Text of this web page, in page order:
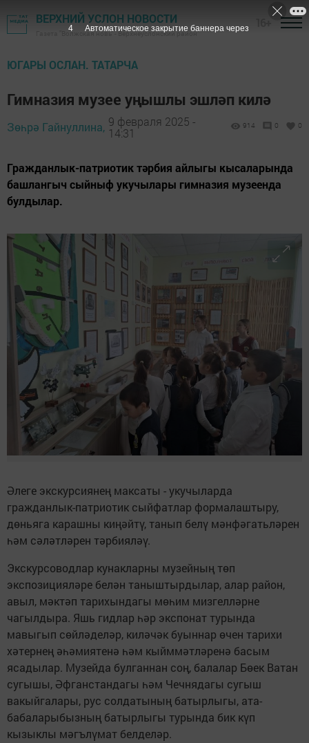
ВЕРХНИЙ УСЛОН НОВОСТИ
Газета "Волжская новь" - Верхнеуслонский район
ЮГАРЫ ОСЛАН. ТАТАРЧА
Гимназия музее уңышлы эшләп килә
Зөһрә Гайнуллина, 9 февраля 2025 -
14:31
914 0 0
Гражданлык-патриотик тәрбия айлыгы кысаларында
башлангыч сыйныф укучылары гимназия музеенда
булдылар.
Әлеге экскурсиянең максаты - укучыларда
гражданлык-патриотик сыйфатлар формалаштыру,
дөньяга карашны киңәйтү, танып белү мәнфәгатьләрен
һәм сәләтләрен тәрбияләү.
Экскурсоводлар кунакларны музейның төп
экспозицияләре белән таныштырдылар, алар район,
авыл, мәктәп тарихындагы мөһим мизгелләрне
чагылдыра. Яшь гидлар һәр экспонат турында
мавыгып сөйләделәр, киләчәк буыннар өчен тарихи
хәтернең әһәмиятенә һәм кыйммәтләренә басым
ясадылар. Музейда булганнан соң, балалар Бөек Ватан
сугышы, Әфганстандагы һәм Чечнядагы сугыш
вакыйгалары, рус солдатының батырлыгы, ата-
бабаларыбызның батырлыгы турында бик күп
кызыклы мәгълүмат белделәр.
2 Автоматическое закрытие баннера через